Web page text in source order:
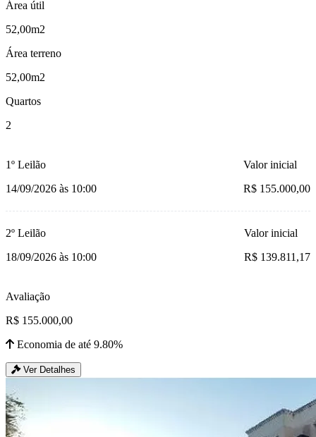
Área útil
52,00m2
Área terreno
52,00m2
Quartos
2
1º Leilão
14/09/2026 às 10:00
Valor inicial
R$ 155.000,00
2º Leilão
18/09/2026 às 10:00
Valor inicial
R$ 139.811,17
Avaliação
R$ 155.000,00
Economia de até 9.80%
Ver Detalhes